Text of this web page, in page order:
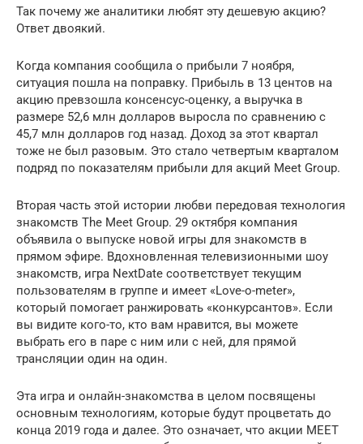
Так почему же аналитики любят эту дешевую акцию?
Ответ двоякий.
Когда компания сообщила о прибыли 7 ноября,
ситуация пошла на поправку. Прибыль в 13 центов на
акцию превзошла консенсус-оценку, а выручка в
размере 52,6 млн долларов выросла по сравнению с
45,7 млн долларов год назад. Доход за этот квартал
тоже не был разовым. Это стало четвертым кварталом
подряд по показателям прибыли для акций Meet Group.
Вторая часть этой истории любви передовая технология
знакомств The Meet Group. 29 октября компания
объявила о выпуске новой игры для знакомств в
прямом эфире. Вдохновленная телевизионными шоу
знакомств, игра NextDate соответствует текущим
пользователям в группе и имеет «Love-o-meter»,
который помогает ранжировать «конкурсантов». Если
вы видите кого-то, кто вам нравится, вы можете
выбрать его в паре с ним или с ней, для прямой
трансляции один на один.
Эта игра и онлайн-знакомства в целом посвящены
основным технологиям, которые будут процветать до
конца 2019 года и далее. Это означает, что акции MEET